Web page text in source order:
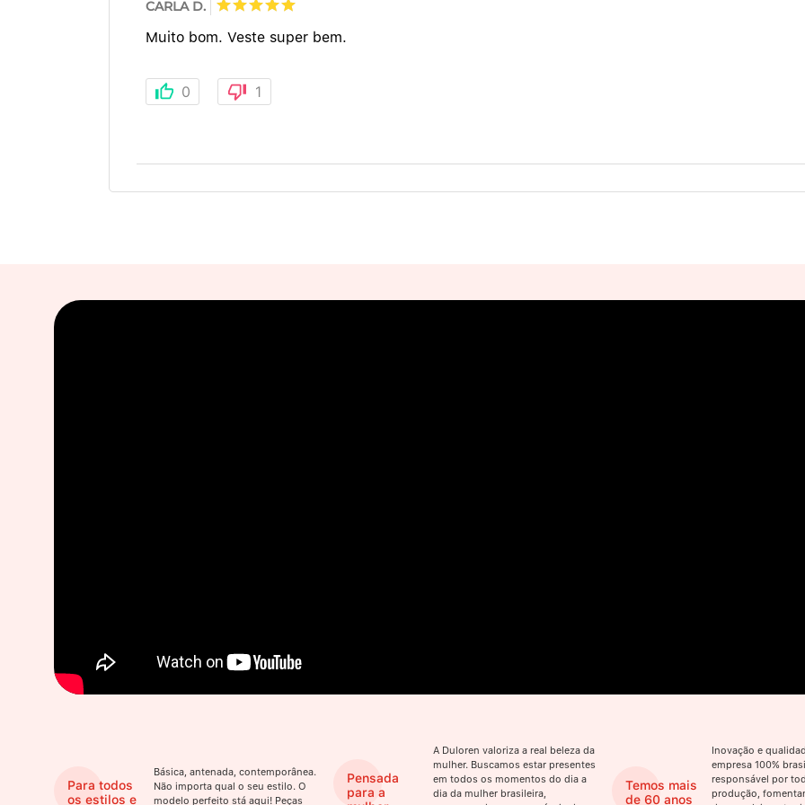
CARLA D.
Muito bom. Veste super bem.
0 1
Para todos
os estilos e
Básica, antenada, contemporânea.
Não importa qual o seu estilo. O
modelo perfeito stá aqui! Peças
Pensada
para a
A Duloren valoriza a real beleza da
mulher. Buscamos estar presentes
em todos os momentos do dia a
dia da mulher brasileira,
Temos mais
de 60 anos
Inovação e
empresa 100%
responsável por
produção,